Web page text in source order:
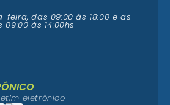
das 09:00 ás 18:00 e as
às 14:00hs
eletrônico